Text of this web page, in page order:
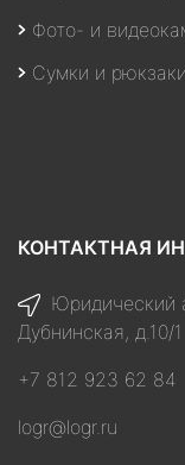
Фото- и
Сумки и рюкзаки
КОНТАКТНАЯ
Юридический
Дубнинская, д.10/
+7 812 923 62 84
logr@logr.ru